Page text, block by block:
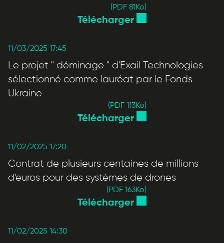
(PDF 81 Ko)
Télécharger
11/03/2025 17:45
Le projet " déminage " d'Exail Technologies
sélectionné comme lauréat par le Fonds
Ukraine
(PDF 113Ko)
Télécharger
11/02/2025 17:20
Contrat de plusieurs centaines de millions
d'euros pour des systèmes de drones
(PDF 163Ko)
Télécharger
11/02/2025 14:30